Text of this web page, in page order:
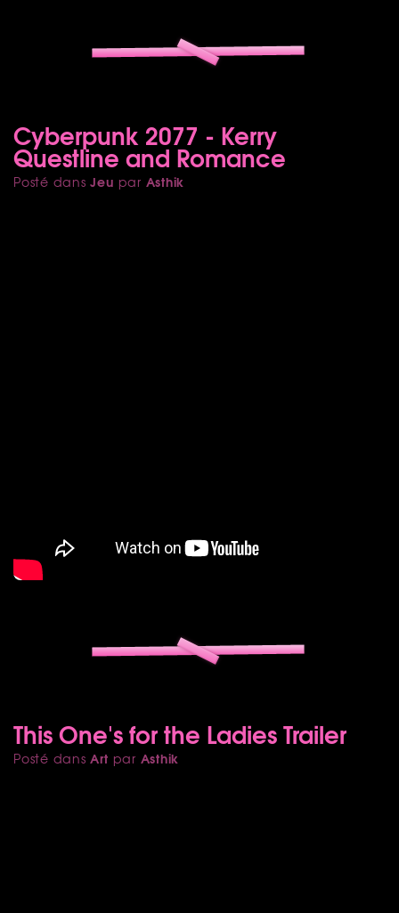
Cyberpunk 2077 - Kerry
Questline and Romance
Posté dansJeu par Asthik
This One's for the Ladies Trailer
Posté dansArt par Asthik